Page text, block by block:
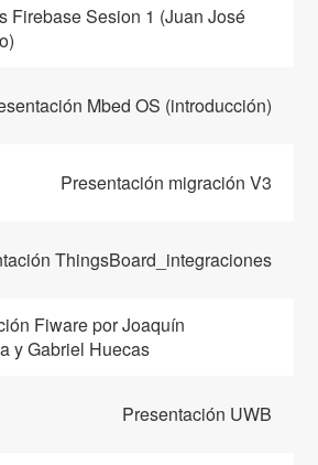
Firebase Sesion 1 (Juan José
Mbed OS (introducción)
Presentación migración V3
ThingsBoard_integraciones
Fiware por Joaquín
y Gabriel Huecas
Presentación UWB